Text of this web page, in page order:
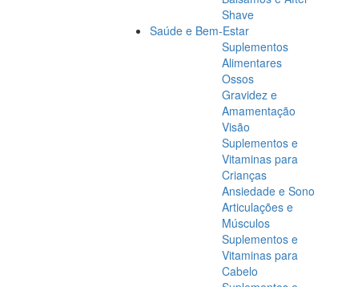
Shave
Saúde e Bem-Estar
Suplementos
Alimentares
Ossos
Gravidez e
Amamentação
Visão
Suplementos e
Vitaminas para
Crianças
Ansiedade e Sono
Articulações e
Músculos
Suplementos e
Vitaminas para
Cabelo